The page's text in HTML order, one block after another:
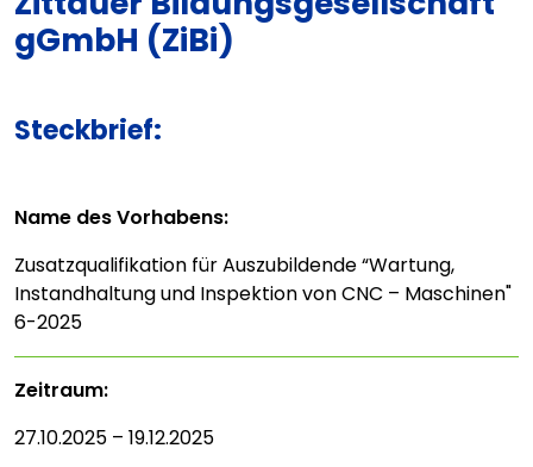
gGmbH (ZiBi)
Steckbrief:
Name des Vorhabens:
Zusatzqualifikation für Auszubildende “Wartung,
Instandhaltung und Inspektion von CNC – Maschinen"
6-2025
Zeitraum:
27.10.2025 – 19.12.2025